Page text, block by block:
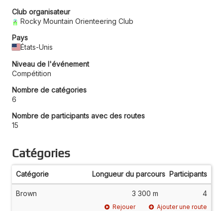
Club organisateur
Rocky Mountain Orienteering Club
Pays
États-Unis
Niveau de l'événement
Compétition
Nombre de catégories
6
Nombre de participants avec des routes
15
Catégories
Catégorie Longueur du parcours Participants
Brown 3 300 m 4
Rejouer Ajouter une route